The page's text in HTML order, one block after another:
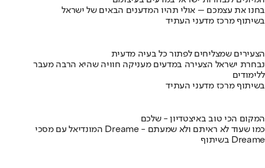
בחנו את עצמכם – אולי תהיו המדענים הבאים של ישראל
בשיתוף מרכז מדעני העתיד
הצעירים שמצליחים לפתור כל בעיה מדעית
נבחרת ישראל הצעירה במדעים מעניקה חוויה שהיא הרבה מעבר
ללימודים
בשיתוף מרכז מדעני העתיד
המקום הכי טוב באיצטדיון - שלכם
המונדיאל עם מסכי Dreame - כמו שעוד לא ראיתם ולא שמעתם
בשיתוף Dreame